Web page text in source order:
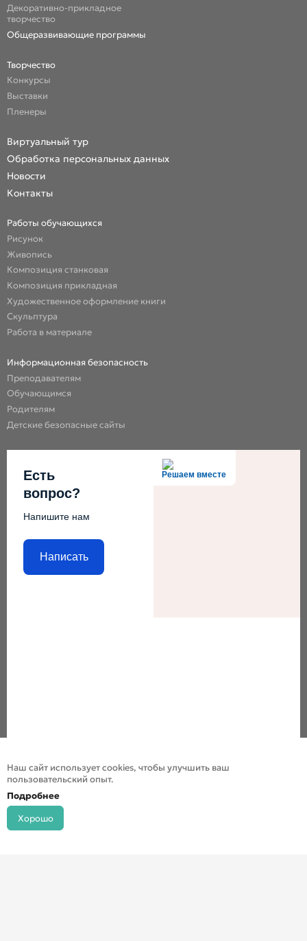
Декоративно-прикладное
творчество
Общеразвивающие программы
Творчество
Конкурсы
Выставки
Пленеры
Виртуальный тур
Обработка персональных данных
Новости
Контакты
Работы обучающихся
Рисунок
Живопись
Композиция станковая
Композиция прикладная
Художественное оформление книги
Скульптура
Работа в материале
Информационная безопасность
Преподавателям
Обучающимся
Родителям
Детские безопасные сайты
Решаем вместе
Есть
вопрос?
Напишите нам
Написать
Наш сайт использует cookies, чтобы улучшить ваш
пользовательский опыт.
Подробнее
Хорошо